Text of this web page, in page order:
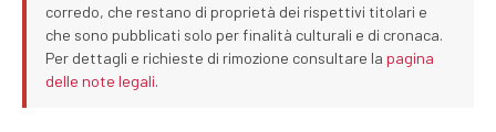
corredo, che restano di proprietà dei rispettivi titolari e
che sono pubblicati solo per finalità culturali e di cronaca.
Per dettagli e richieste di rimozione consultare la pagina
delle note legali.